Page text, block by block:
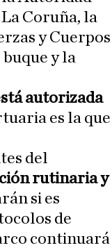
Coruña, la
y Cuerpos
y la
autorizada
es la que
del
rutinaria y
si es
de
continuará